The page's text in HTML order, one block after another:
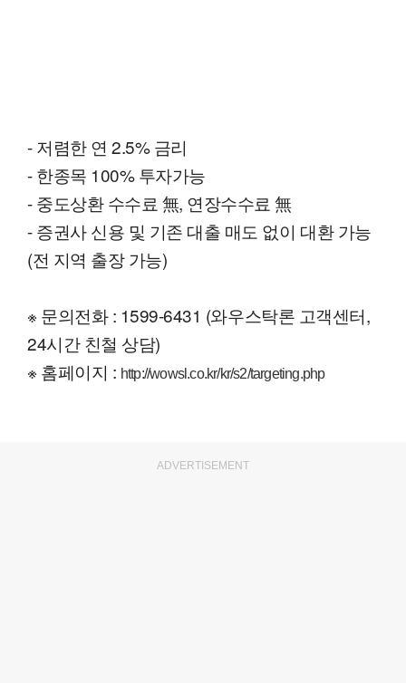
- 저렴한 연 2.5% 금리
- 한종목 100% 투자가능
- 중도상환 수수료 無, 연장수수료 無
- 증권사 신용 및 기존 대출 매도 없이 대환 가능
(전 지역 출장 가능)
※ 문의전화 : 1599-6431 (와우스탁론 고객센터,
24시간 친철 상담)
※ 홈페이지 : http://wowsl.co.kr/kr/s2/targeting.php
ADVERTISEMENT